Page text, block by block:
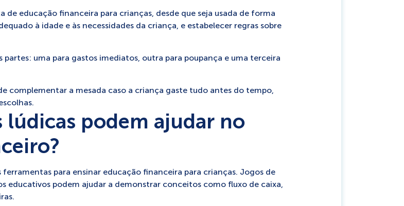
de educação financeira para crianças, desde que seja usada de forma
à idade e às necessidades da criança, e estabelecer regras sobre
uma para gastos imediatos, outra para poupança e uma terceira
complementar a mesada caso a criança gaste tudo antes do tempo,
lúdicas podem ajudar no
para ensinar educação financeira para crianças. Jogos de
educativos podem ajudar a demonstrar conceitos como fluxo de caixa,